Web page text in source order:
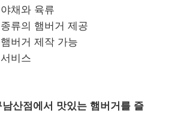
채와 육류
류의 햄버거 제공
버거 제작 가능
비스
산점에서 맛있는 햄버거를 즐